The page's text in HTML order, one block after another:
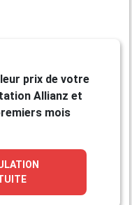
prix de votre
Allianz et
mois